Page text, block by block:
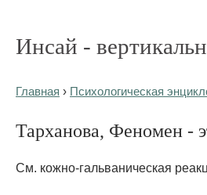
Инсай -
Главная › Психологическая
Тарханова, Феномен -
См. кожно-гальваническая